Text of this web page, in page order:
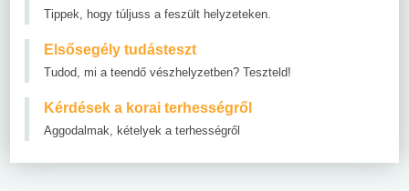
Tippek, hogy túljuss a feszült helyzeteken.
Elsősegély tudásteszt
Tudod, mi a teendő vészhelyzetben? Teszteld!
Kérdések a korai terhességről
Aggodalmak, kételyek a terhességről